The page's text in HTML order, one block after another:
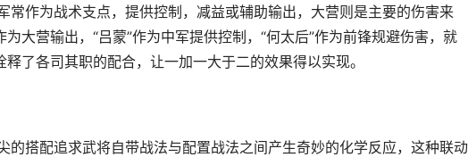
常作为战术支点，提供控制，减益或辅助输出，大营则是主要的伤害来
大营输出，“吕蒙”作为中军提供控制，“何太后”作为前锋规避伤害，就
了各司其职的配合，让一加一大于二的效果得以实现。
的搭配追求武将自带战法与配置战法之间产生奇妙的化学反应，这种联动